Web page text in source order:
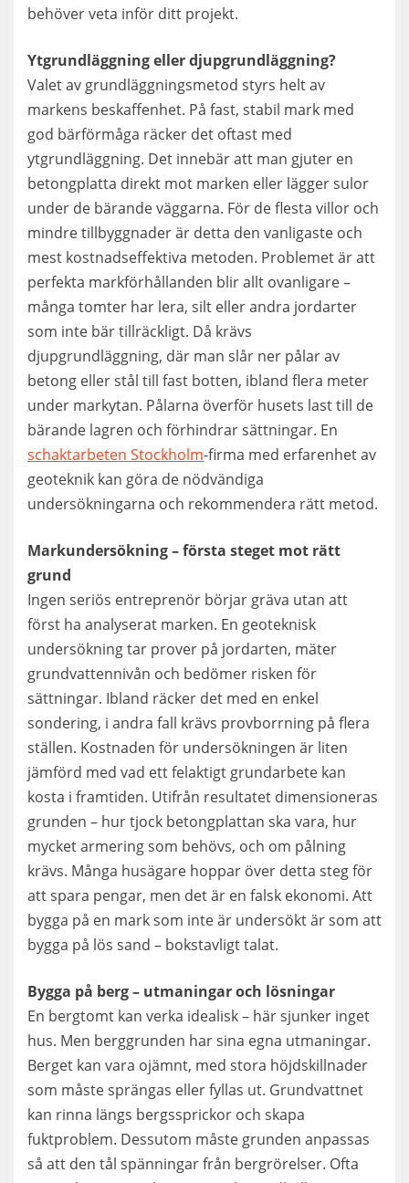
behöver veta inför ditt projekt.
Ytgrundläggning eller djupgrundläggning?
Valet av grundläggningsmetod styrs helt av
markens beskaffenhet. På fast, stabil mark med
god bärförmåga räcker det oftast med
ytgrundläggning. Det innebär att man gjuter en
betongplatta direkt mot marken eller lägger sulor
under de bärande väggarna. För de flesta villor och
mindre tillbyggnader är detta den vanligaste och
mest kostnadseffektiva metoden. Problemet är att
perfekta markförhållanden blir allt ovanligare –
många tomter har lera, silt eller andra jordarter
som inte bär tillräckligt. Då krävs
djupgrundläggning, där man slår ner pålar av
betong eller stål till fast botten, ibland flera meter
under markytan. Pålarna överför husets last till de
bärande lagren och förhindrar sättningar. En
schaktarbeten Stockholm-firma med erfarenhet av
geoteknik kan göra de nödvändiga
undersökningarna och rekommendera rätt metod.
Markundersökning – första steget mot rätt
grund
Ingen seriös entreprenör börjar gräva utan att
först ha analyserat marken. En geoteknisk
undersökning tar prover på jordarten, mäter
grundvattennivån och bedömer risken för
sättningar. Ibland räcker det med en enkel
sondering, i andra fall krävs provborrning på flera
ställen. Kostnaden för undersökningen är liten
jämförd med vad ett felaktigt grundarbete kan
kosta i framtiden. Utifrån resultatet dimensioneras
grunden – hur tjock betongplattan ska vara, hur
mycket armering som behövs, och om pålning
krävs. Många husägare hoppar över detta steg för
att spara pengar, men det är en falsk ekonomi. Att
bygga på en mark som inte är undersökt är som att
bygga på lös sand – bokstavligt talat.
Bygga på berg – utmaningar och lösningar
En bergtomt kan verka idealisk – här sjunker inget
hus. Men berggrunden har sina egna utmaningar.
Berget kan vara ojämnt, med stora höjdskillnader
som måste sprängas eller fyllas ut. Grundvattnet
kan rinna längs bergssprickor och skapa
fuktproblem. Dessutom måste grunden anpassas
så att den tål spänningar från bergrörelser. Ofta